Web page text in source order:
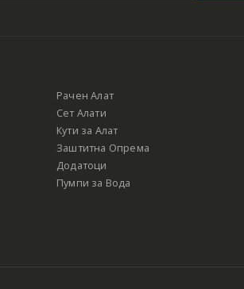
Рачен Алат
Сет Алати
Кути за Алат
Заштитна Опрема
Додатоци
Пумпи за Вода